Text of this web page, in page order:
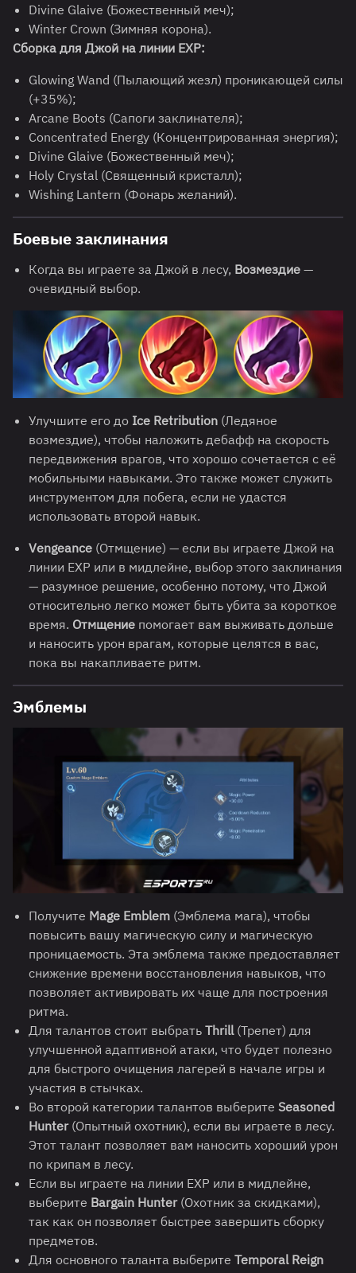
Divine Glaive (Божественный меч);
Winter Crown (Зимняя корона).
Сборка для Джой на линии EXP:
Glowing Wand (Пылающий жезл) проникающей силы
(+35%);
Arcane Boots (Сапоги заклинателя);
Concentrated Energy (Концентрированная энергия);
Divine Glaive (Божественный меч);
Holy Crystal (Священный кристалл);
Wishing Lantern (Фонарь желаний).
Боевые заклинания
Когда вы играете за Джой в лесу, Возмездие —
очевидный выбор.
Улучшите его до Ice Retribution (Ледяное
возмездие), чтобы наложить дебафф на скорость
передвижения врагов, что хорошо сочетается с её
мобильными навыками. Это также может служить
инструментом для побега, если не удастся
использовать второй навык.
Vengeance (Отмщение) — если вы играете Джой на
линии EXP или в мидлейне, выбор этого заклинания
— разумное решение, особенно потому, что Джой
относительно легко может быть убита за короткое
время. Отмщение помогает вам выживать дольше
и наносить урон врагам, которые целятся в вас,
пока вы накапливаете ритм.
Эмблемы
Получите Mage Emblem (Эмблема мага), чтобы
повысить вашу магическую силу и магическую
проницаемость. Эта эмблема также предоставляет
снижение времени восстановления навыков, что
позволяет активировать их чаще для построения
ритма.
Для талантов стоит выбрать Thrill(Трепет) для
улучшенной адаптивной атаки, что будет полезно
для быстрого очищения лагерей в начале игры и
участия в стычках.
Во второй категории талантов выберите Seasoned
Hunter(Опытный охотник), если вы играете в лесу.
Этот талант позволяет вам наносить хороший урон
по крипам в лесу.
Если вы играете на линии EXP или в мидлейне,
выберите Bargain Hunter(Охотник за скидками),
так как он позволяет быстрее завершить сборку
предметов.
Для основного таланта выберите Temporal Reign